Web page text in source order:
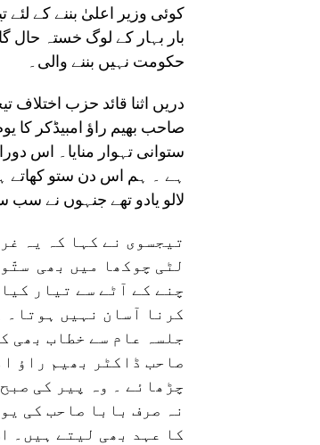
کوئی وزیر اعلیٰ بننے کے لئے
بار بہار کے لوگ خستہ حال
حکومت نہیں بننے والی۔
دریں اثنا قائد حزب اختلاف
صاحب بھیم راؤ امبیڈکر کا
ستوانی تہوار منایا۔ اس
ہے ۔ ہم اس دن ستو کھاتے
لالو یادو تھے جنہوں نے سب
تیجسوی نے کہا کہ یہ
لٹی چوکھا میں بھی
چنے کے آٹے سے تیار
کرنا آسان نہیں
جلسہ عام سے خطاب بھی
صاحب ڈاکٹر بھیم راؤ
چڑھائے ۔ وہ پیر کی
نہ صرف بابا صاحب کی
کا عہد بھی لیتے ہیں۔